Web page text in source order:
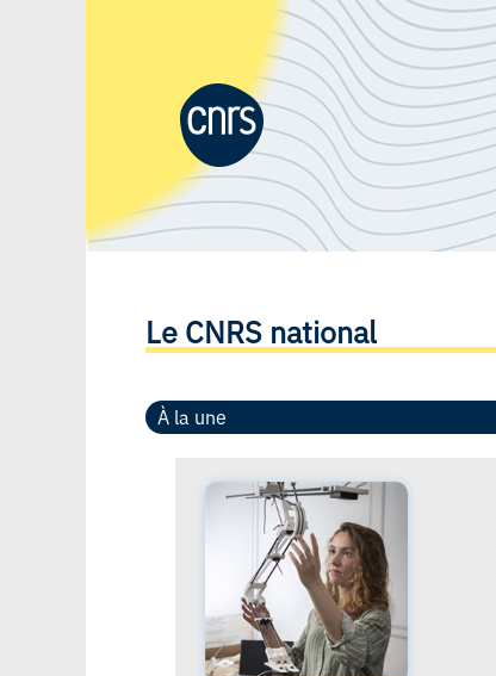
Le CNRS national
À la une